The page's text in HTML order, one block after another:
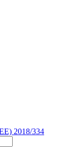
2018/334